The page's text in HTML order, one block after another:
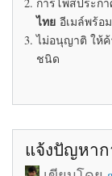
ไทย อีเมล์พร้อ
ไม่อนุญาติ ให้ค้
ชนิด
about ระเบียบข้
แจ้งปัญหาก